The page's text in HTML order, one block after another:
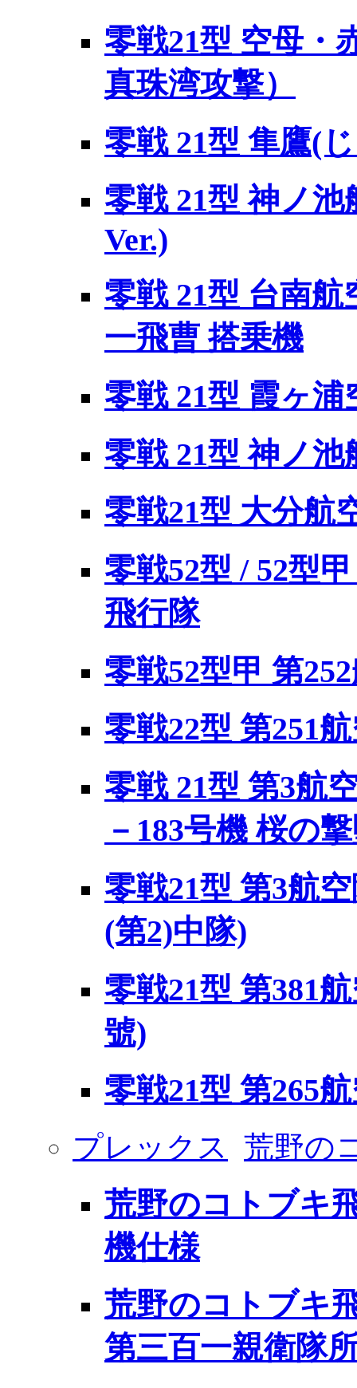
零戦21型 空母・
真珠湾攻撃）
零戦 21型 隼鷹(
零戦 21型 神ノ池
Ver.)
零戦 21型 台南航
一飛曹 搭乗機
零戦 21型 霞ヶ浦
零戦 21型 神ノ池
零戦21型 大分航
零戦52型 / 52型
飛行隊
零戦52型甲 第
零戦22型 第251
零戦 21型 第3航
－183号機 桜の
零戦21型 第3航
(第2)中隊)
零戦21型 第381
號)
零戦21型 第265
プレックス 荒野の
荒野のコトブキ
機仕様
荒野のコトブキ
第三百一親衛隊